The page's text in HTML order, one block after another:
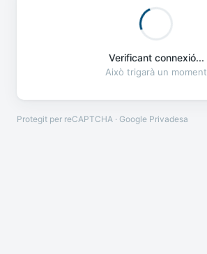
Verificant connexió...
Això trigarà un moment
Protegit per reCAPTCHA · Google Privadesa